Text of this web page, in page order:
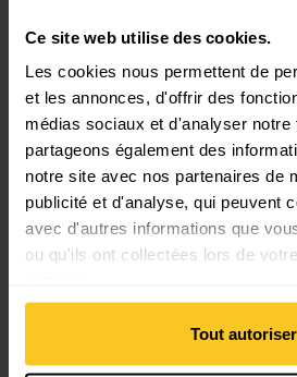
Ce site web utilise des cookies.
Les cookies nous permettent de
et les annonces, d'offrir des
médias sociaux et d'analyser notre
partageons également des
notre site avec nos partenaires de
publicité et d'analyse, qui peuvent
avec d'autres informations que
ou qu'ils ont collectées lors de
Tout autoriser
Matériau composition: 100%
Matériau d'origine animale: Pas de
Longueur: 47 cm
Hauteur: 10 cm
Poids en grammes: 620 g
Description